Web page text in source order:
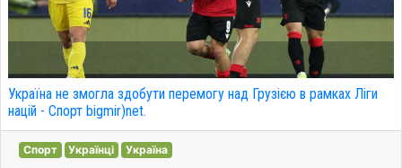
Україна не змогла здобути перемогу над Грузією в рамках Ліги
націй - Спорт bigmir)net.
Спорт Українці Україна